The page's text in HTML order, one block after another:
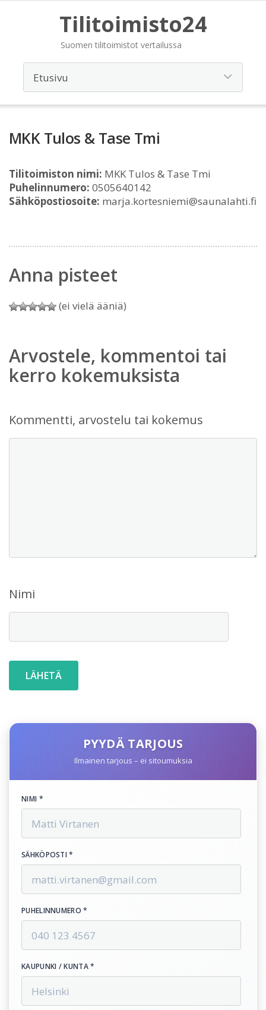
Tilitoimisto24
Suomen tilitoimistot vertailussa
MKK Tulos & Tase Tmi
Tilitoimiston nimi: MKK Tulos & Tase Tmi
Puhelinnumero: 0505640142
Sähköpostiosoite: marja.kortesniemi@saunalahti.fi
Anna pisteet
(ei vielä ääniä)
Arvostele, kommentoi tai
kerro kokemuksista
Kommentti, arvostelu tai kokemus
Nimi
PYYDÄ TARJOUS
Ilmainen tarjous – ei sitoumuksia
NIMI *
SÄHKÖPOSTI *
PUHELINNUMERO *
KAUPUNKI / KUNTA *